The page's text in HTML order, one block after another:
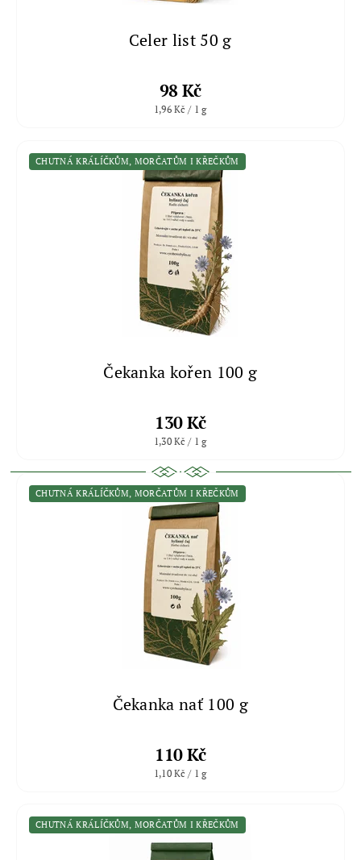
Celer list 50 g
98 Kč
1,96 Kč / 1 g
CHUTNÁ KRÁLÍČKŮM, MORČATŮM I KŘEČKŮM
Čekanka kořen 100 g
130 Kč
1,30 Kč / 1 g
CHUTNÁ KRÁLÍČKŮM, MORČATŮM I KŘEČKŮM
Čekanka nať 100 g
110 Kč
1,10 Kč / 1 g
CHUTNÁ KRÁLÍČKŮM, MORČATŮM I KŘEČKŮM